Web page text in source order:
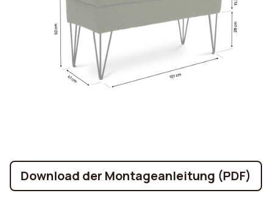
Download der Montageanleitung (PDF)